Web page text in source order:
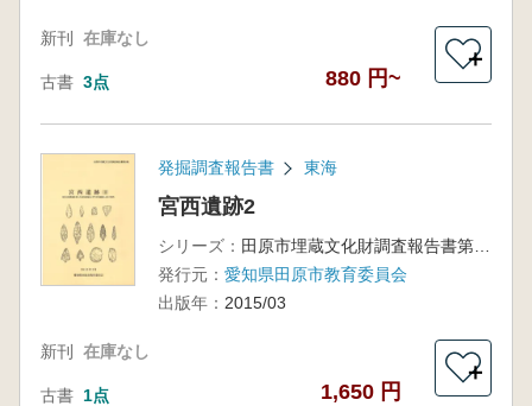
新刊 在庫なし
古書 3点 880 円~
＋
発掘調査報告書 東海
宮西遺跡2
シリーズ：
田原市埋蔵文化財調査報告書第9集
発行元： 愛知県田原市教育委員会
出版年： 2015/03
新刊 在庫なし
古書 1点 1,650 円
＋